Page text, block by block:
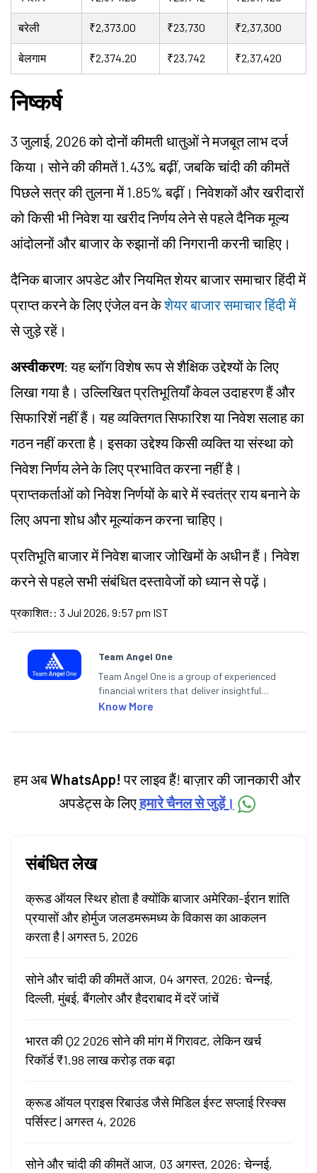
बरेली ₹2,373.00 ₹23,730 ₹2,37,300
बेलगाम ₹2,374.20 ₹23,742 ₹2,37,420
निष्कर्ष
3 जुलाई, 2026 को दोनों कीमती धातुओं ने मजबूत लाभ दर्ज
किया। सोने की कीमतें 1.43% बढ़ीं, जबकि चांदी की कीमतें
पिछले सत्र की तुलना में 1.85% बढ़ीं। निवेशकों और खरीदारों
को किसी भी निवेश या खरीद निर्णय लेने से पहले दैनिक मूल्य
आंदोलनों और बाजार के रुझानों की निगरानी करनी चाहिए।
दैनिक बाजार अपडेट और नियमित शेयर बाजार समाचार हिंदी में
प्राप्त करने के लिए एंजेल वन केशेयर बाजार समाचार हिंदी में
से जुड़े रहें।
अस्वीकरण: यह ब्लॉग विशेष रूप से शैक्षिक उद्देश्यों के लिए
लिखा गया है। उल्लिखित प्रतिभूतियाँ केवल उदाहरण हैं और
सिफारिशें नहीं हैं। यह व्यक्तिगत सिफारिश या निवेश सलाह का
गठन नहीं करता है। इसका उद्देश्य किसी व्यक्ति या संस्था को
निवेश निर्णय लेने के लिए प्रभावित करना नहीं है।
प्राप्तकर्ताओं को निवेश निर्णयों के बारे में स्वतंत्र राय बनाने के
लिए अपना शोध और मूल्यांकन करना चाहिए।
प्रतिभूति बाजार में निवेश बाजार जोखिमों के अधीन हैं। निवेश
करने से पहले सभी संबंधित दस्तावेजों को ध्यान से पढ़ें।
प्रकाशित: : 3 Jul 2026, 9:57 pm IST
Team Angel One
Team Angel One is a group of experienced
financial writers that deliver insightful
articles on the stock market, IPO, economy,
categories.
Know More
हम अबWhatsApp! पर लाइव हैं! बाज़ार की जानकारी और
अपडेट्स के लिएहमारे चैनल से जुड़ें।
संबंधित लेख
क्रूड ऑयल स्थिर होता है क्योंकि बाजार अमेरिका-ईरान शांति
प्रयासों और होर्मुज जलडमरूमध्य के विकास का आकलन
करता है | अगस्त 5, 2026
सोने और चांदी की कीमतें आज, 04 अगस्त, 2026: चेन्नई,
दिल्ली, मुंबई, बैंगलोर और हैदराबाद में दरें जांचें
भारत की Q2 2026 सोने की मांग में गिरावट, लेकिन खर्च
रिकॉर्ड ₹1.98 लाख करोड़ तक बढ़ा
क्रूड ऑयल प्राइस रिबाउंड जैसे मिडिल ईस्ट सप्लाई रिस्क्स
पर्सिस्ट | अगस्त 4, 2026
सोने और चांदी की कीमतें आज, 03 अगस्त, 2026: चेन्नई,